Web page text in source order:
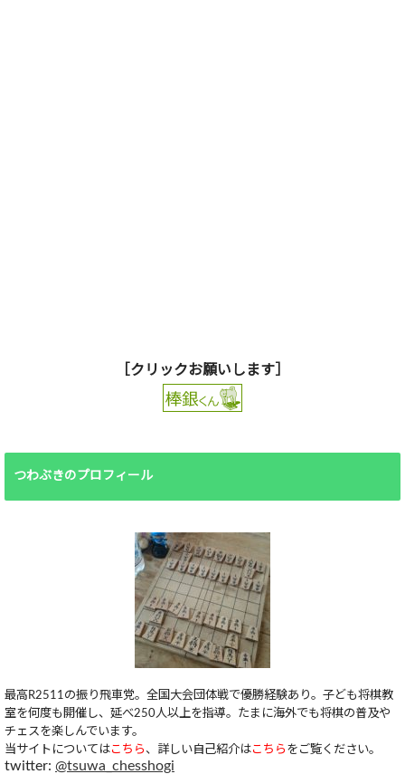
［クリックお願いします］
つわぶきのプロフィール
最高R2511の振り飛車党。全国大会団体戦で優勝経験あり。子ども将棋教
室を何度も開催し、延べ250人以上を指導。たまに海外でも将棋の普及や
チェスを楽しんでいます。
当サイトについてはこちら 、詳しい自己紹介はこちら をご覧ください。
twitter: @tsuwa_chesshogi